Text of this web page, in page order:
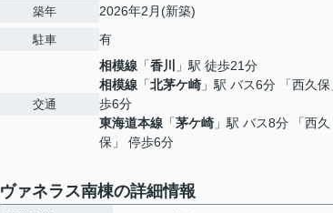
築年 2026年2月(新築)
駐車 有
交通
相模線 「香川
」駅 徒歩21分
相模線 「北茅ケ崎 」駅 バス6分 「西久
歩6分
東海道本線 「茅ケ崎 」駅 バス8分 「西久
保」 停歩6分
ヴァネラス南棟の詳細情報